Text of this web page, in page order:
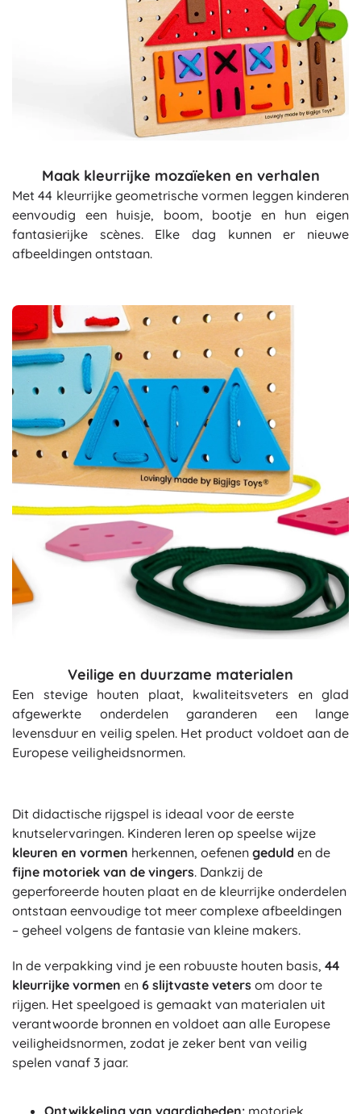
Maak kleurrijke mozaïeken en verhalen
Met 44 kleurrijke geometrische vormen leggen kinderen
eenvoudig een huisje, boom, bootje en hun eigen
fantasierijke scènes. Elke dag kunnen er nieuwe
afbeeldingen ontstaan.
Veilige en duurzame materialen
Een stevige houten plaat, kwaliteitsveters en glad
afgewerkte onderdelen garanderen een lange
levensduur en veilig spelen. Het product voldoet aan de
Europese veiligheidsnormen.
Dit didactische rijgspel is ideaal voor de eerste
knutselervaringen. Kinderen leren op speelse wijze
kleuren en vormen herkennen, oefenen geduld en de
fijne motoriek van de vingers. Dankzij de
geperforeerde houten plaat en de kleurrijke onderdelen
ontstaan eenvoudige tot meer complexe afbeeldingen
– geheel volgens de fantasie van kleine makers.
In de verpakking vind je een robuuste houten basis, 44
kleurrijke vormen en 6 slijtvaste veters om door te
rijgen. Het speelgoed is gemaakt van materialen uit
verantwoorde bronnen en voldoet aan alle Europese
veiligheidsnormen, zodat je zeker bent van veilig
spelen vanaf 3 jaar.
Ontwikkeling van vaardigheden: motoriek,